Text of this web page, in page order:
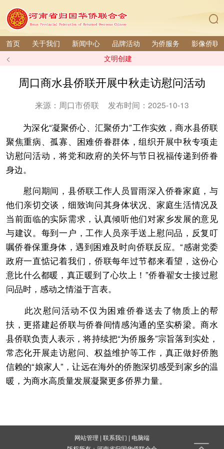
首页 关于我们 新闻中心 品牌活动 为侨服务 影像侨联
< 文明创建
周口商水县侨联开展中秋走访慰问活动
来源：周口市侨联 发布时间：2025-10-13
为深化“凝聚侨心、汇聚侨力”工作实效，商水县侨联
聚焦重病、孤寡、困难侨眷群体，组织开展中秋专项走
访慰问活动，将党和政府的关怀与节日祝福传递到侨眷
身边。
慰问期间，县侨联工作人员冒雨深入侨眷家庭，与
他们亲切交谈，细致询问其身体状况、家庭生活情况及
当前面临的实际需求，认真倾听他们对家乡发展的意见
与建议。每到一户，工作人员亲手送上慰问品，反复叮
嘱侨眷保重身体，遇到困难及时向侨联反应。“感谢党委
政府一直惦记着我们，侨联每年过节都来看望，这份心
意比什么都暖，真正暖到了心坎上！”侨眷翟女士接过慰
问品时，感动之情溢于言表。
此次慰问活动不仅为困难侨眷送去了物质上的帮
扶，更搭建起侨联与侨眷间情感沟通的坚实桥梁。商水
县侨联负责人表示，将持续把“为侨服务”宗旨落到实处，
常态化开展走访慰问、权益维护等工作，真正做好侨胞
信赖的“娘家人”，让远在海外的侨胞深切感受到家乡的温
暖，为商水高质量发展凝聚更多侨界力量。
网站管理 | 联系我们 | 电脑端